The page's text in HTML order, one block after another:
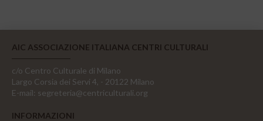
AIC ASSOCIAZIONE ITALIANA CENTRI CULTURALI
c/o Centro Culturale di Milano
Largo Corsia dei Servi 4, - 20122 Milano
E-mail: segreteria@centriculturali.org
INFORMAZIONI